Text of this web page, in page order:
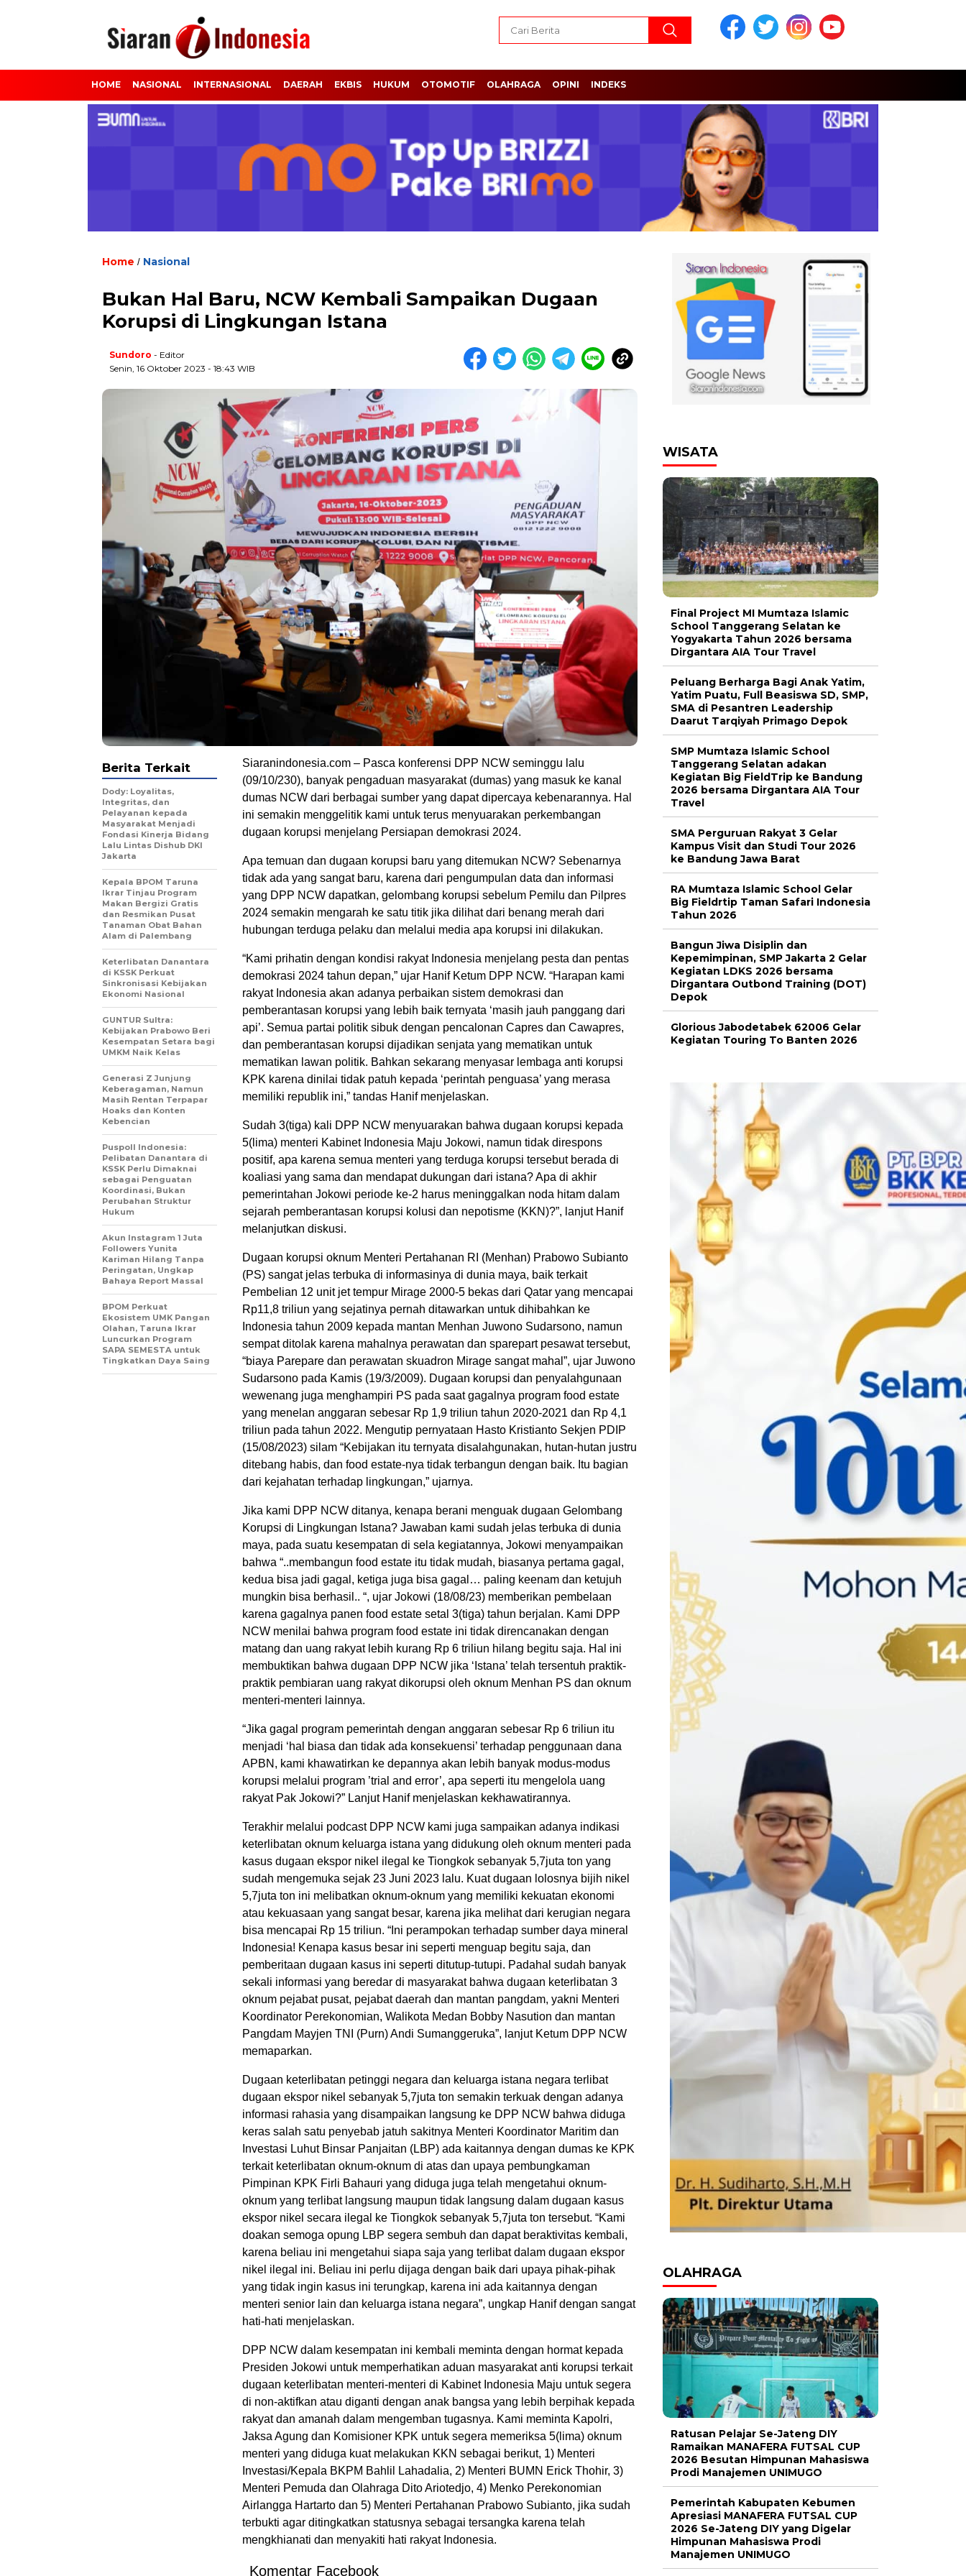
HOME NASIONAL INTERNASIONAL DAERAH EKBIS HUKUM OTOMOTIF OLAHRAGA OPINI INDEKS
Home / Nasional
Bukan Hal Baru, NCW Kembali Sampaikan Dugaan
Korupsi di Lingkungan Istana
Sundoro - Editor
Senin, 16 Oktober 2023 - 18:43 WIB
Siaranindonesia.com – Pasca konferensi DPP NCW seminggu lalu
(09/10/230), banyak pengaduan masyarakat (dumas) yang masuk ke kanal
dumas NCW dari berbagai sumber yang dapat dipercaya kebenarannya. Hal
ini semakin menggelitik kami untuk terus menyuarakan perkembangan
dugaan korupsi menjelang Persiapan demokrasi 2024.
Apa temuan dan dugaan korupsi baru yang ditemukan NCW? Sebenarnya
tidak ada yang sangat baru, karena dari pengumpulan data dan informasi
yang DPP NCW dapatkan, gelombang korupsi sebelum Pemilu dan Pilpres
2024 semakin mengarah ke satu titik jika dilihat dari benang merah dari
hubungan terduga pelaku dan melalui media apa korupsi ini dilakukan.
“Kami prihatin dengan kondisi rakyat Indonesia menjelang pesta dan pentas
demokrasi 2024 tahun depan,” ujar Hanif Ketum DPP NCW. “Harapan kami
rakyat Indonesia akan adanya perbaikan sistem demokrasi dan
pemberantasan korupsi yang lebih baik ternyata ‘masih jauh panggang dari
api’. Semua partai politik sibuk dengan pencalonan Capres dan Cawapres,
dan pemberantasan korupsi dijadikan senjata yang mematikan untuk
mematikan lawan politik. Bahkan sekarang menyasar lembaga anti korupsi
KPK karena dinilai tidak patuh kepada ‘perintah penguasa’ yang merasa
memiliki republik ini,” tandas Hanif menjelaskan.
Sudah 3(tiga) kali DPP NCW menyuarakan bahwa dugaan korupsi kepada
5(lima) menteri Kabinet Indonesia Maju Jokowi, namun tidak direspons
positif, apa karena semua menteri yang terduga korupsi tersebut berada di
koaliasi yang sama dan mendapat dukungan dari istana? Apa di akhir
pemerintahan Jokowi periode ke-2 harus meninggalkan noda hitam dalam
sejarah pemberantasan korupsi kolusi dan nepotisme (KKN)?”, lanjut Hanif
melanjutkan diskusi.
Dugaan korupsi oknum Menteri Pertahanan RI (Menhan) Prabowo Subianto
(PS) sangat jelas terbuka di informasinya di dunia maya, baik terkait
Pembelian 12 unit jet tempur Mirage 2000-5 bekas dari Qatar yang mencapai
Rp11,8 triliun yang sejatinya pernah ditawarkan untuk dihibahkan ke
Indonesia tahun 2009 kepada mantan Menhan Juwono Sudarsono, namun
sempat ditolak karena mahalnya perawatan dan sparepart pesawat tersebut,
“biaya Parepare dan perawatan skuadron Mirage sangat mahal”, ujar Juwono
Sudarsono pada Kamis (19/3/2009). Dugaan korupsi dan penyalahgunaan
wewenang juga menghampiri PS pada saat gagalnya program food estate
yang menelan anggaran sebesar Rp 1,9 triliun tahun 2020-2021 dan Rp 4,1
triliun pada tahun 2022. Mengutip pernyataan Hasto Kristianto Sekjen PDIP
(15/08/2023) silam “Kebijakan itu ternyata disalahgunakan, hutan-hutan justru
ditebang habis, dan food estate-nya tidak terbangun dengan baik. Itu bagian
dari kejahatan terhadap lingkungan,” ujarnya.
Jika kami DPP NCW ditanya, kenapa berani menguak dugaan Gelombang
Korupsi di Lingkungan Istana? Jawaban kami sudah jelas terbuka di dunia
maya, pada suatu kesempatan di sela kegiatannya, Jokowi menyampaikan
bahwa “..membangun food estate itu tidak mudah, biasanya pertama gagal,
kedua bisa jadi gagal, ketiga juga bisa gagal… paling keenam dan ketujuh
mungkin bisa berhasil.. “, ujar Jokowi (18/08/23) memberikan pembelaan
karena gagalnya panen food estate setal 3(tiga) tahun berjalan. Kami DPP
NCW menilai bahwa program food estate ini tidak direncanakan dengan
matang dan uang rakyat lebih kurang Rp 6 triliun hilang begitu saja. Hal ini
membuktikan bahwa dugaan DPP NCW jika ‘Istana’ telah tersentuh praktik-
praktik pembiaran uang rakyat dikorupsi oleh oknum Menhan PS dan oknum
menteri-menteri lainnya.
“Jika gagal program pemerintah dengan anggaran sebesar Rp 6 triliun itu
menjadi ‘hal biasa dan tidak ada konsekuensi’ terhadap penggunaan dana
APBN, kami khawatirkan ke depannya akan lebih banyak modus-modus
korupsi melalui program ’trial and error’, apa seperti itu mengelola uang
rakyat Pak Jokowi?” Lanjut Hanif menjelaskan kekhawatirannya.
Terakhir melalui podcast DPP NCW kami juga sampaikan adanya indikasi
keterlibatan oknum keluarga istana yang didukung oleh oknum menteri pada
kasus dugaan ekspor nikel ilegal ke Tiongkok sebanyak 5,7juta ton yang
sudah mengemuka sejak 23 Juni 2023 lalu. Kuat dugaan lolosnya bijih nikel
5,7juta ton ini melibatkan oknum-oknum yang memiliki kekuatan ekonomi
atau kekuasaan yang sangat besar, karena jika melihat dari kerugian negara
bisa mencapai Rp 15 triliun. “Ini perampokan terhadap sumber daya mineral
Indonesia! Kenapa kasus besar ini seperti menguap begitu saja, dan
pemberitaan dugaan kasus ini seperti ditutup-tutupi. Padahal sudah banyak
sekali informasi yang beredar di masyarakat bahwa dugaan keterlibatan 3
oknum pejabat pusat, pejabat daerah dan mantan pangdam, yakni Menteri
Koordinator Perekonomian, Walikota Medan Bobby Nasution dan mantan
Pangdam Mayjen TNI (Purn) Andi Sumanggeruka”, lanjut Ketum DPP NCW
memaparkan.
Dugaan keterlibatan petinggi negara dan keluarga istana negara terlibat
dugaan ekspor nikel sebanyak 5,7juta ton semakin terkuak dengan adanya
informasi rahasia yang disampaikan langsung ke DPP NCW bahwa diduga
keras salah satu penyebab jatuh sakitnya Menteri Koordinator Maritim dan
Investasi Luhut Binsar Panjaitan (LBP) ada kaitannya dengan dumas ke KPK
terkait keterlibatan oknum-oknum di atas dan upaya pembungkaman
Pimpinan KPK Firli Bahauri yang diduga juga telah mengetahui oknum-
oknum yang terlibat langsung maupun tidak langsung dalam dugaan kasus
ekspor nikel secara ilegal ke Tiongkok sebanyak 5,7juta ton tersebut. “Kami
doakan semoga opung LBP segera sembuh dan dapat beraktivitas kembali,
karena beliau ini mengetahui siapa saja yang terlibat dalam dugaan ekspor
nikel ilegal ini. Beliau ini perlu dijaga dengan baik dari upaya pihak-pihak
yang tidak ingin kasus ini terungkap, karena ini ada kaitannya dengan
menteri senior lain dan keluarga istana negara”, ungkap Hanif dengan sangat
hati-hati menjelaskan.
DPP NCW dalam kesempatan ini kembali meminta dengan hormat kepada
Presiden Jokowi untuk memperhatikan aduan masyarakat anti korupsi terkait
dugaan keterlibatan menteri-menteri di Kabinet Indonesia Maju untuk segera
di non-aktifkan atau diganti dengan anak bangsa yang lebih berpihak kepada
rakyat dan amanah dalam mengemban tugasnya. Kami meminta Kapolri,
Jaksa Agung dan Komisioner KPK untuk segera memeriksa 5(lima) oknum
menteri yang diduga kuat melakukan KKN sebagai berikut, 1) Menteri
Investasi/Kepala BKPM Bahlil Lahadalia, 2) Menteri BUMN Erick Thohir, 3)
Menteri Pemuda dan Olahraga Dito Ariotedjo, 4) Menko Perekonomian
Airlangga Hartarto dan 5) Menteri Pertahanan Prabowo Subianto, jika sudah
terbukti agar ditingkatkan statusnya sebagai tersangka karena telah
mengkhianati dan menyakiti hati rakyat Indonesia.
Komentar Facebook
Berita Terkait
Dody: Loyalitas,
Integritas, dan
Pelayanan kepada
Masyarakat Menjadi
Fondasi Kinerja Bidang
Lalu Lintas Dishub DKI
Jakarta
Kepala BPOM Taruna
Ikrar Tinjau Program
Makan Bergizi Gratis
dan Resmikan Pusat
Tanaman Obat Bahan
Alam di Palembang
Keterlibatan Danantara
di KSSK Perkuat
Sinkronisasi Kebijakan
Ekonomi Nasional
GUNTUR Sultra:
Kebijakan Prabowo Beri
Kesempatan Setara bagi
UMKM Naik Kelas
Generasi Z Junjung
Keberagaman, Namun
Masih Rentan Terpapar
Hoaks dan Konten
Kebencian
Puspoll Indonesia:
Pelibatan Danantara di
KSSK Perlu Dimaknai
sebagai Penguatan
Koordinasi, Bukan
Perubahan Struktur
Hukum
Akun Instagram 1 Juta
Followers Yunita
Kariman Hilang Tanpa
Peringatan, Ungkap
Bahaya Report Massal
BPOM Perkuat
Ekosistem UMK Pangan
Olahan, Taruna Ikrar
Luncurkan Program
SAPA SEMESTA untuk
Tingkatkan Daya Saing
WISATA
Final Project MI Mumtaza Islamic
School Tanggerang Selatan ke
Yogyakarta Tahun 2026 bersama
Dirgantara AIA Tour Travel
Peluang Berharga Bagi Anak Yatim,
Yatim Puatu, Full Beasiswa SD, SMP,
SMA di Pesantren Leadership
Daarut Tarqiyah Primago Depok
SMP Mumtaza Islamic School
Tanggerang Selatan adakan
Kegiatan Big FieldTrip ke Bandung
2026 bersama Dirgantara AIA Tour
Travel
SMA Perguruan Rakyat 3 Gelar
Kampus Visit dan Studi Tour 2026
ke Bandung Jawa Barat
RA Mumtaza Islamic School Gelar
Big Fieldrtip Taman Safari Indonesia
Tahun 2026
Bangun Jiwa Disiplin dan
Kepemimpinan, SMP Jakarta 2 Gelar
Kegiatan LDKS 2026 bersama
Dirgantara Outbond Training (DOT)
Depok
Glorious Jabodetabek 62006 Gelar
Kegiatan Touring To Banten 2026
OLAHRAGA
Ratusan Pelajar Se-Jateng DIY
Ramaikan MANAFERA FUTSAL CUP
2026 Besutan Himpunan Mahasiswa
Prodi Manajemen UNIMUGO
Pemerintah Kabupaten Kebumen
Apresiasi MANAFERA FUTSAL CUP
2026 Se-Jateng DIY yang Digelar
Himpunan Mahasiswa Prodi
Manajemen UNIMUGO